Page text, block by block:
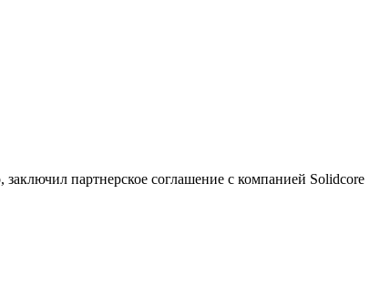
партнерское соглашение с компанией Solidcore